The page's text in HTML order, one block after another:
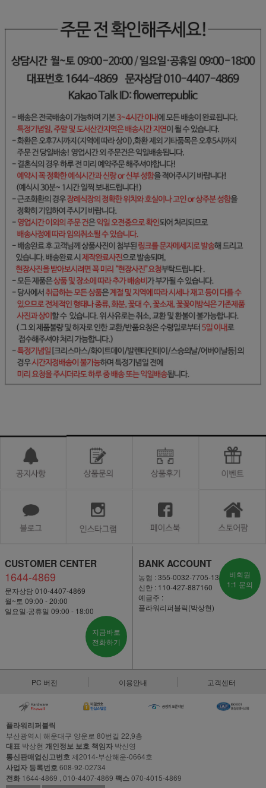
CUSTOMER CENTER
1644-4869
문자상담 010-4407-4869
월~토 09:00 - 20:00
일요일·공휴일 09:00 - 18:00
지금바로
전화하기
BANK ACCOUNT
농협 : 355-0032-7705-13
신한 : 110-427-887160
예금주 :
플라워리퍼블릭(박상현)
비회원
1:1 문의
PC 버전 이용안내 고객센터
플라워리퍼블릭
부산광역시 해운대구 양운로 80번길 22,9층
대표 박상현 개인정보 보호 책임자 박신영
통신판매업신고번호제2014-부산해운-0664호
사업자 등록번호608-92-02734
전화 1644-4869 , 010-4407-4869 팩스070-4015-4869